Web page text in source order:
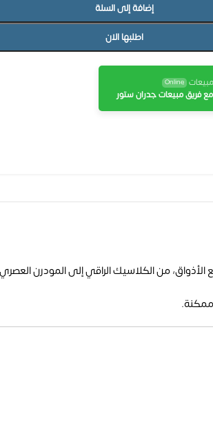
إضافة إلى السلة
اطلبها الان
Online
فريق مبيعات جدران ستور
من الكلاسيك الراقي إلى المودرن